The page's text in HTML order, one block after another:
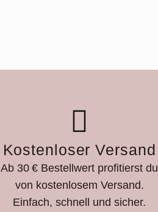
Kostenloser Versand
Ab 30 € Bestellwert profitierst du
von kostenlosem Versand.
Einfach, schnell und sicher.